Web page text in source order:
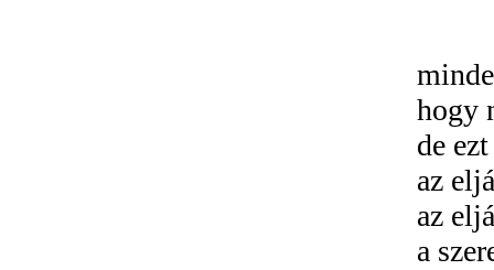
hogy
de
az
az
a